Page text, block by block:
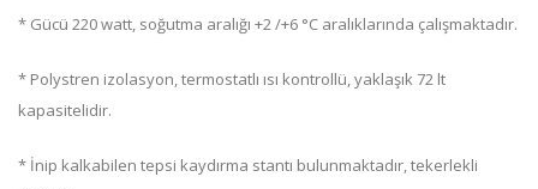
* Gücü 220 watt, soğutma aralığı +2 /+6 °C aralıklarında çalışmaktadır.
* Polystren izolasyon, termostatlı ısı kontrollü, yaklaşık 72 lt
kapasitelidir.
* İnip kalkabilen tepsi kaydırma stantı bulunmaktadır, tekerlekli